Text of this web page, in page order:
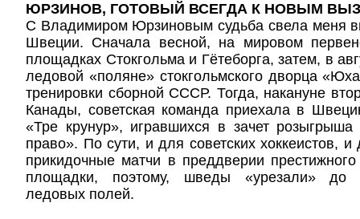
ЮРЗИНОВ, ГОТОВЫЙ ВСЕГДА К НОВЫМ
С Владимиром Юрзиновым судьба свела меня
Швеции. Сначала весной, на мировом
площадках Стокгольма и Гётеборга, затем, в
ледовой «поляне» стокгольмского дворца
тренировки сборной СССР. Тогда, накануне
Канады, советская команда приехала в
«Тре крунур», игравшихся в зачет розыгрыша
право». По сути, и для советских хоккеистов,
прикидочные матчи в преддверии
площадки, поэтому, шведы «урезали» до
ледовых полей.